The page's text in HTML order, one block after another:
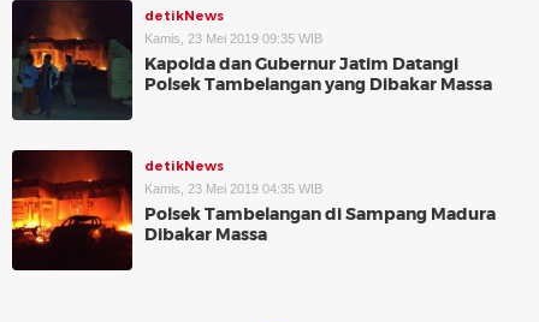
detikNews
Kamis, 23 Mei 2019 09:35 WIB
Kapolda dan Gubernur Jatim Datangi
Polsek Tambelangan yang Dibakar Massa
detikNews
Kamis, 23 Mei 2019 04:35 WIB
Polsek Tambelangan di Sampang Madura
Dibakar Massa